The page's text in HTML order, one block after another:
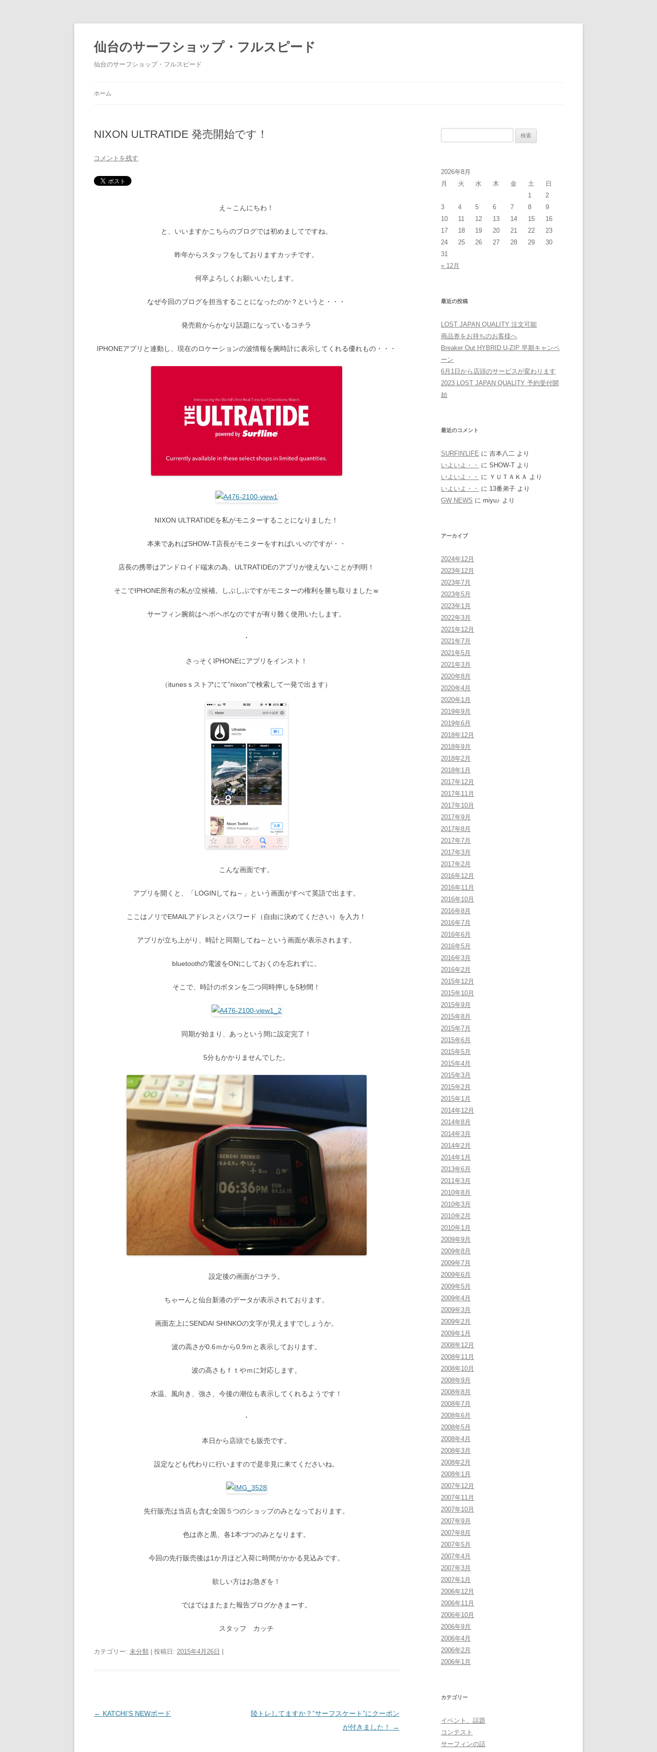
仙台のサーフショップ・フルスピード
仙台のサーフショップ・フルスピード
ホーム
NIXON ULTRATIDE 発売開始です！
コメントを残す
え～こんにちわ！
と、いいますかこちらのブログでは初めましてですね。
昨年からスタッフをしておりますカッチです。
何卒よろしくお願いいたします。
なぜ今回のブログを担当することになったのか？というと・・・
発売前からかなり話題になっているコチラ
IPHONEアプリと連動し、現在のロケーションの波情報を腕時計に表示してくれる優れもの・・・
NIXON ULTRATIDEを私がモニターすることになりました！
本来であればSHOW-T店長がモニターをすればいいのですが・・
店長の携帯はアンドロイド端末の為、ULTRATIDEのアプリが使えないことが判明！
そこでIPHONE所有の私が立候補。しぶしぶですがモニターの権利を勝ち取りましたｗ
サーフィン腕前はヘボヘボなのですが有り難く使用いたします。
・
さっそくIPHONEにアプリをインスト！
（itunesｓストアにて”nixon”で検索して一発で出ます）
こんな画面です。
アプリを開くと、「LOGINしてね～」という画面がすべて英語で出ます。
ここはノリでEMAILアドレスとパスワード（自由に決めてください）を入力！
アプリが立ち上がり、時計と同期してね～という画面が表示されます。
bluetoothの電波をONにしておくのを忘れずに。
そこで、時計のボタンを二つ同時押しを5秒間！
同期が始まり、あっという間に設定完了！
5分もかかりませんでした。
設定後の画面がコチラ。
ちゃーんと仙台新港のデータが表示されております。
画面左上にSENDAI SHINKOの文字が見えますでしょうか。
波の高さが0.6ｍから0.9ｍと表示しております。
波の高さもｆｔやｍに対応します。
水温、風向き、強さ、今後の潮位も表示してくれるようです！
・
本日から店頭でも販売です。
設定なども代わりに行いますので是非見に来てくださいね。
先行販売は当店も含む全国５つのショップのみとなっております。
色は赤と黒、各1本づつのみとなります。
今回の先行販売後は1か月ほど入荷に時間がかかる見込みです。
欲しい方はお急ぎを！
ではではまたまた報告ブログかきまーす。
スタッフ カッチ
カテゴリー: 未分類 | 投稿日: 2015年4月26日 |
投
← KATCHI’S NEWボード
陸トレしてますか？”サーフスケート”にクーポン
が付きました！
→
2026年8月
月
火 水 木 金 土
日
1
2
3
4 5 6 7 8
9
10
11 12 13 14 15
16
17
18 19 20 21 22
23
24
25 26 27 28 29
30
31
« 12月
最近の投稿
LOST JAPAN QUALITY 注文可能
商品券をお持ちのお客様へ
Breaker Out HYBRID U-ZIP 早期キャンペ
ーン
6月1日から店頭のサービスが変わります
2023 LOST JAPAN QUALITY 予約受付開
始
最近のコメント
SURFIN'LIFE に 吉本八二 より
いよいよ・・
に SHOW-T より
いよいよ・・
に ＹＵＴＡＫＡ より
いよいよ・・
に 13番弟子 より
GW NEWS に miyu♪ より
アーカイブ
2024年12月
2023年12月
2023年7月
2023年5月
2023年1月
2022年3月
2021年12月
2021年7月
2021年5月
2021年3月
2020年8月
2020年4月
2020年1月
2019年9月
2019年6月
2018年12月
2018年9月
2018年2月
2018年1月
2017年12月
2017年11月
2017年10月
2017年9月
2017年8月
2017年7月
2017年3月
2017年2月
2016年12月
2016年11月
2016年10月
2016年8月
2016年7月
2016年6月
2016年5月
2016年3月
2016年2月
2015年12月
2015年10月
2015年9月
2015年8月
2015年7月
2015年6月
2015年5月
2015年4月
2015年3月
2015年2月
2015年1月
2014年12月
2014年8月
2014年3月
2014年2月
2014年1月
2013年6月
2011年3月
2010年8月
2010年3月
2010年2月
2010年1月
2009年9月
2009年8月
2009年7月
2009年6月
2009年5月
2009年4月
2009年3月
2009年2月
2009年1月
2008年12月
2008年11月
2008年10月
2008年9月
2008年8月
2008年7月
2008年6月
2008年5月
2008年4月
2008年3月
2008年2月
2008年1月
2007年12月
2007年11月
2007年10月
2007年9月
2007年8月
2007年5月
2007年4月
2007年3月
2007年1月
2006年12月
2006年11月
2006年10月
2006年9月
2006年4月
2006年2月
2006年1月
カテゴリー
イベント、話題
コンテスト
サーフィンの話